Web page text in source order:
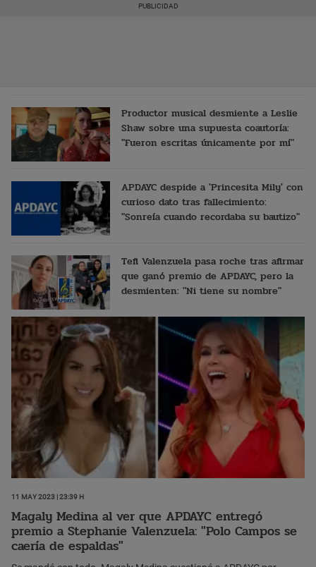
Productor musical desmiente a Leslie
Shaw sobre una supuesta coautoría:
"Fueron escritas únicamente por mí"
APDAYC despide a 'Princesita Mily' con
curioso dato tras fallecimiento:
"Sonreía cuando recordaba su bautizo"
Tefi Valenzuela pasa roche tras afirmar
que ganó premio de APDAYC, pero la
desmienten: "Ni tiene su nombre"
11 May 2023 | 23:39 h
Magaly Medina al ver que APDAYC entregó
premio a Stephanie Valenzuela: "Polo Campos se
caería de espaldas"